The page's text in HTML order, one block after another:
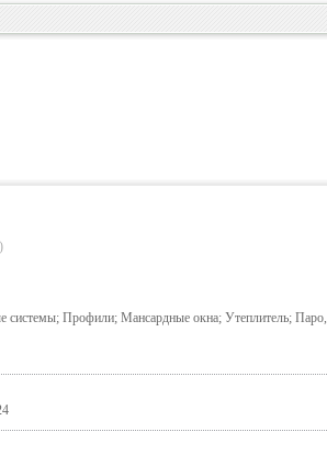
системы; Профили; Мансардные окна; Утеплитель; Паро,